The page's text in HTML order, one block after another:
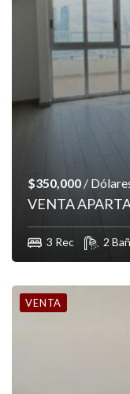
$350,000 /
VENTA
3 Rec 2
VENTA